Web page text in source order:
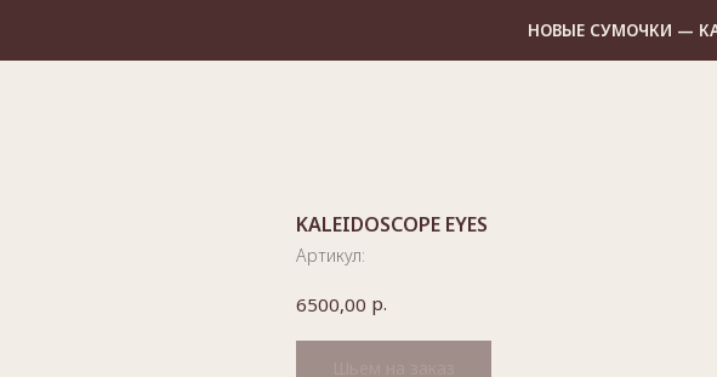
НОВЫЕ СУМОЧКИ — КАЖДЫЕ 2 НЕДЕЛИ.
KALEIDOSCOPE EYES
Артикул:
6500,00 р.